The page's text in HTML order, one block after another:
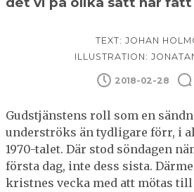
TEXT: JOHAN
ILLUSTRATION:
2018-02-28
Gudstjänstens roll som en
underströks än tydligare förr, i
1970-talet. Där stod söndagen
första dag, inte dess sista.
kristnes vecka med att mötas